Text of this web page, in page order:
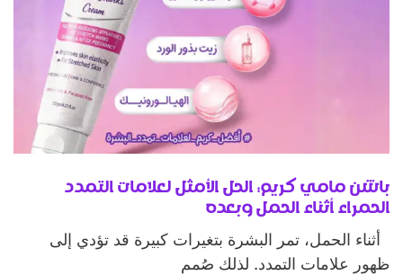
باشن مامي كريم: الحل الأمثل لعلامات التمدد
الحمراء أثناء الحمل وبعده
أثناء الحمل، تمر البشرة بتغيرات كبيرة قد تؤدي إلى
ظهور علامات التمدد. لذلك صُمم